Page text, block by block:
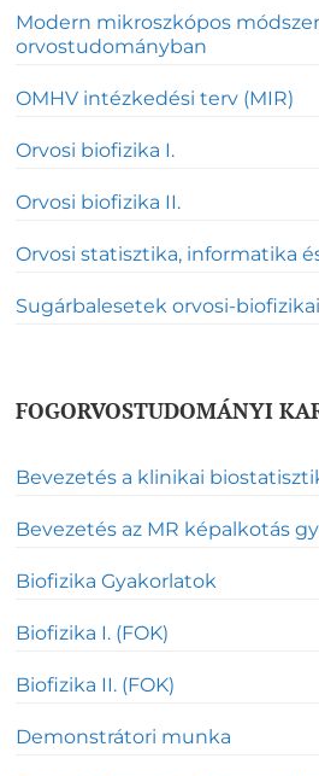
Modern mikroszkópos
orvostudományban
OMHV intézkedési terv (MIR)
Orvosi biofizika I.
Orvosi biofizika II.
Orvosi statisztika, informatika
Sugárbalesetek orvosi-
FOGORVOSTUDOMÁNYI
Bevezetés a klinikai
Bevezetés az MR képalkotás
Biofizika Gyakorlatok
Biofizika I. (FOK)
Biofizika II. (FOK)
Demonstrátori munka